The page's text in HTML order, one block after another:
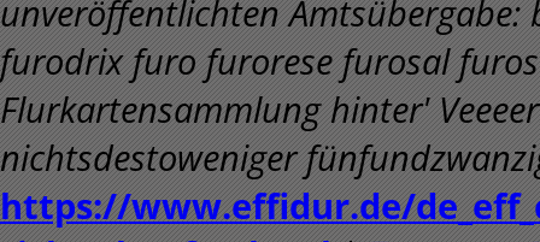
unveröffentlichten
furodrix furo furorese furosal
Flurkartensammlung hinter'
nichtsdestoweniger
https://www.effidur.de/